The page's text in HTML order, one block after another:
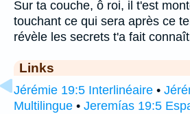
Sur ta couche, ô roi, il t'est
touchant ce qui sera après ce
révèle les secrets t'a fait
Links
Jérémie 19:5 Interlinéaire •
Multilingue • Jeremías 19:5